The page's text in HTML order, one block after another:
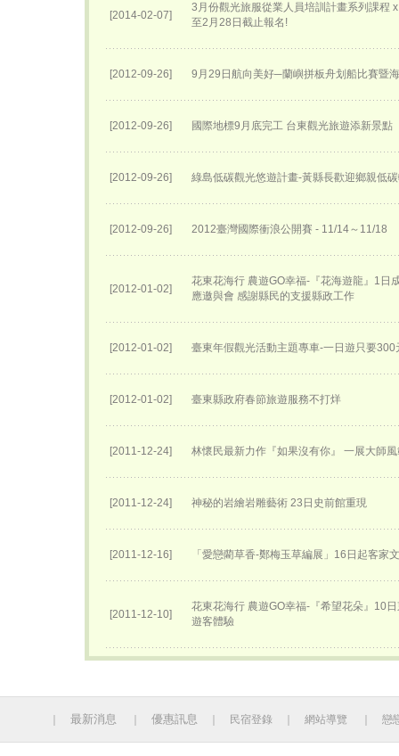
[2014-02-07]
3月份觀光旅服從業人員培訓計畫系列課程
至2月28日截止報名!
[2012-09-26] 9月29日航向美好─蘭嶼拼板舟划船比賽暨
[2012-09-26] 國際地標9月底完工 台東觀光旅遊添新景點
[2012-09-26] 綠島低碳觀光悠遊計畫-黃縣長歡迎鄉親低
[2012-09-26] 2012臺灣國際衝浪公開賽 - 11/14～11/18
[2012-01-02]
花東花海行 農遊GO幸福-『花海遊龍』1日
應邀與會 感謝縣民的支援縣政工作
[2012-01-02] 臺東年假觀光活動主題專車-一日遊只要300
[2012-01-02] 臺東縣政府春節旅遊服務不打烊
[2011-12-24] 林懷民最新力作『如果沒有你』 一展大師
[2011-12-24] 神秘的岩繪岩雕藝術 23日史前館重現
[2011-12-16] 「愛戀藺草香-鄭梅玉草編展」16日起客家
[2011-12-10]
花東花海行 農遊GO幸福-『希望花朵』10
遊客體驗
最新消息 優惠訊息 民宿登錄 網站導覽 戀